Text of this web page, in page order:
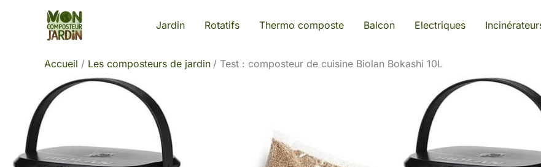
Jardin Rotatifs Thermo composte Balcon Electriques
Accueil Les composteurs de jardin Test : composteur de cuisine Biolan Bokashi 10L